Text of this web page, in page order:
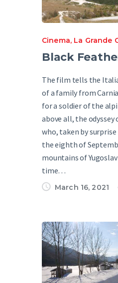
Cinema, La Grande
Black
The film tells the
of a family from
for a soldier of the
above all, the odyssey
who, taken by
the eighth of
mountains of
time…
March 16, 2021